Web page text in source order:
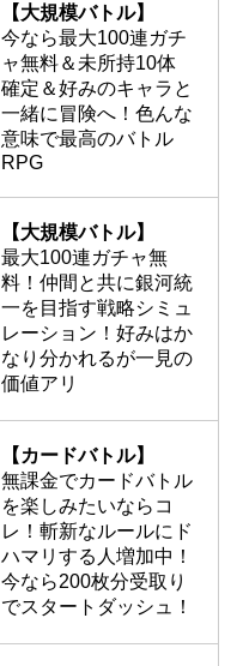
【大規模バトル】
今なら最大100連ガチ
ャ無料＆未所持10体
確定＆好みのキャラと
一緒に冒険へ！色んな
意味で最高のバトル
RPG
【大規模バトル】
最大100連ガチャ無
料！仲間と共に銀河統
一を目指す戦略シミュ
レーション！好みはか
なり分かれるが一見の
価値アリ
【カードバトル】
無課金でカードバトル
を楽しみたいならコ
レ！斬新なルールにド
ハマリする人増加中！
今なら200枚分受取り
でスタートダッシュ！